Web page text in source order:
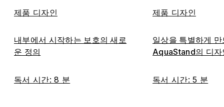
제품 디자인
내부에서 시작하는 보호의 새로
운 정의
독서 시간: 8 분
제품 디자인
일상을 특별하게
AquaStand의 디자
독서 시간: 5 분